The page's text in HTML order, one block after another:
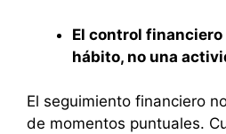
El control
hábito, no una
El seguimiento financiero
de momentos puntuales.